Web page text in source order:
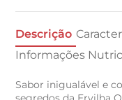
Descrição
Informações
Sabor inigualável e